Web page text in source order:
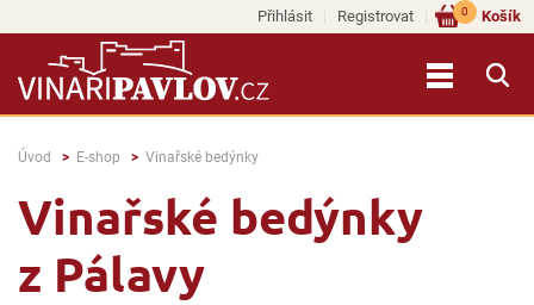
Přihlásit Registrovat Košík
0
Úvod E-shop Vinařské bedýnky
Vinařské bedýnky
z Pálavy